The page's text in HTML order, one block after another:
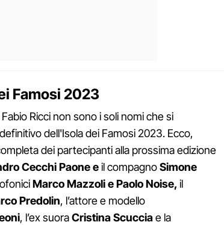
Famosi 2023
Ricci non sono i soli nomi che si
dell'Isola dei Famosi 2023. Ecco,
dei partecipanti alla prossima edizione
Cecchi Paone eil compagnoSimone
Marco Mazzoli e Paolo Noise, il
Predolin, l’attore e modello
, l’ex suoraCristina Scucciae la